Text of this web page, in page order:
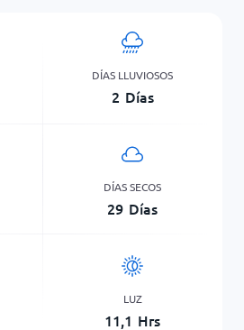
DÍAS LLUVIOSOS
2 Días
DÍAS SECOS
29 Días
LUZ
11,1 Hrs